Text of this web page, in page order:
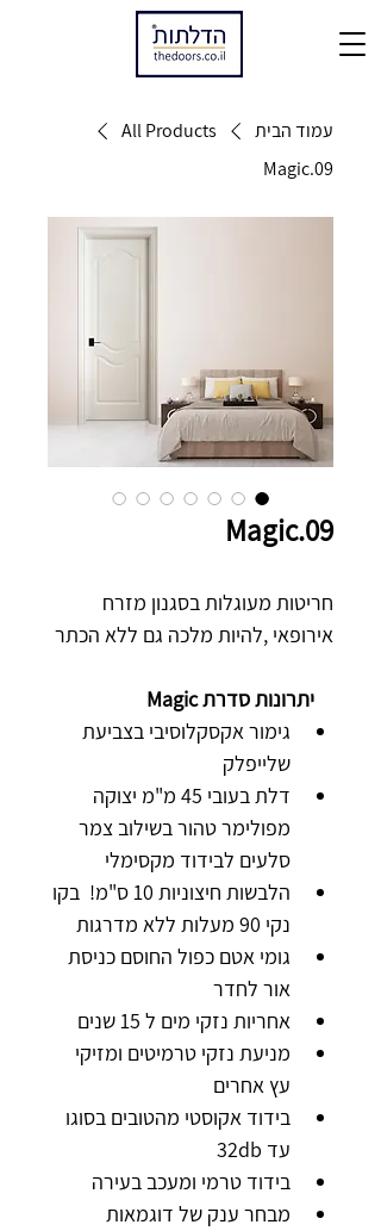
עמוד הבית
All Products
Magic.09
Magic.09
חריטות מעוגלות בסגנון מזרח
אירופאי ,להיות מלכה גם ללא הכתר
יתרונות סדרת Magic
גימור אקסקלוסיבי בצביעת
שלייפלק
דלת בעובי 45 מ"מ יצוקה
מפולימר טהור בשילוב צמר
סלעים לבידוד מקסימלי
הלבשות חיצוניות 10 ס"מ!  בקו
נקי 90 מעלות ללא מדרגות
גומי אטם כפול החוסם כניסת
אור לחדר
אחריות נזקי מים ל 15 שנים
מניעת נזקי טרמיטים ומזיקי
עץ אחרים
בידוד אקוסטי מהטובים בסוגו
עד 32db
בידוד טרמי ומעכב בעירה
מבחר ענק של דוגמאות